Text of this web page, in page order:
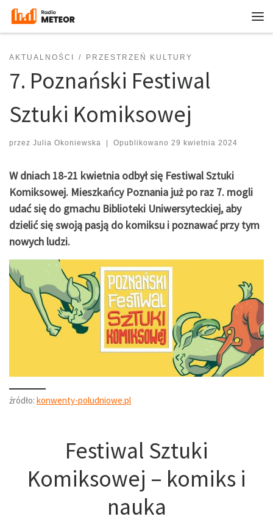
Przejdź do treści
AKTUALNOŚCI PRZESTRZEŃ KULTURY
7. Poznański Festiwal
Sztuki Komiksowej
przez Julia Okoniewska Opublikowano 29 kwietnia 2024
W dniach 18-21 kwietnia odbył się Festiwal Sztuki
Komiksowej. Mieszkańcy Poznania już po raz 7. mogli
udać się do gmachu Biblioteki Uniwersyteckiej, aby
dzielić się swoją pasją do komiksu i poznawać przy tym
nowych ludzi.
źródło: konwenty-poludniowe.pl
Festiwal Sztuki
Komiksowej – komiks i
nauka